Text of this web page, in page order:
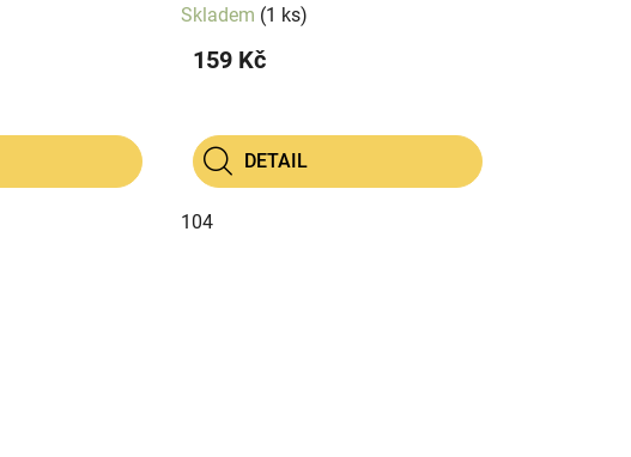
Skladem (1 ks)
159 Kč
DETAIL
104